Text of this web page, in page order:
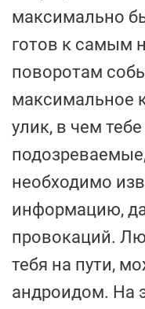
максимально
готов к самым
поворотам
максимальное
улик, в чем
необходимо
информацию,
провокаций.
тебя на пути,
андроидом. На